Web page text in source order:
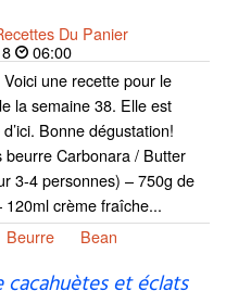
Du Panier
06:00
Voici une recette pour le
la semaine 38. Elle est
Bonne dégustation!
beurre Carbonara / Butter
3-4 personnes) – 750g de
crème fraîche...
Beurre Bean
et éclats